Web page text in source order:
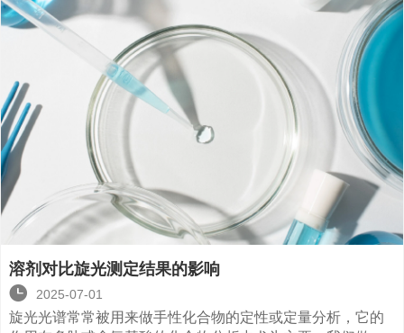
溶剂对比旋光测定结果的影响

2025-07-01
旋光光谱常常被用来做手性化合物的定性或定量分析，它的